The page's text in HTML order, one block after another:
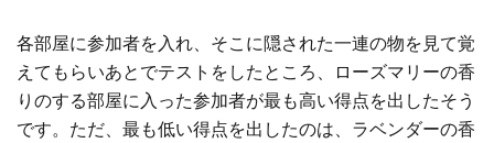
各部屋に参加者を入れ、そこに隠された一連の物を見て覚
えてもらいあとでテストをしたところ、ローズマリーの香
りのする部屋に入った参加者が最も高い得点を出したそう
です。ただ、最も低い得点を出したのは、ラベンダーの香